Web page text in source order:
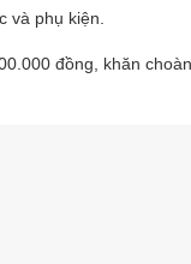
và phụ kiện.
đồng, khăn